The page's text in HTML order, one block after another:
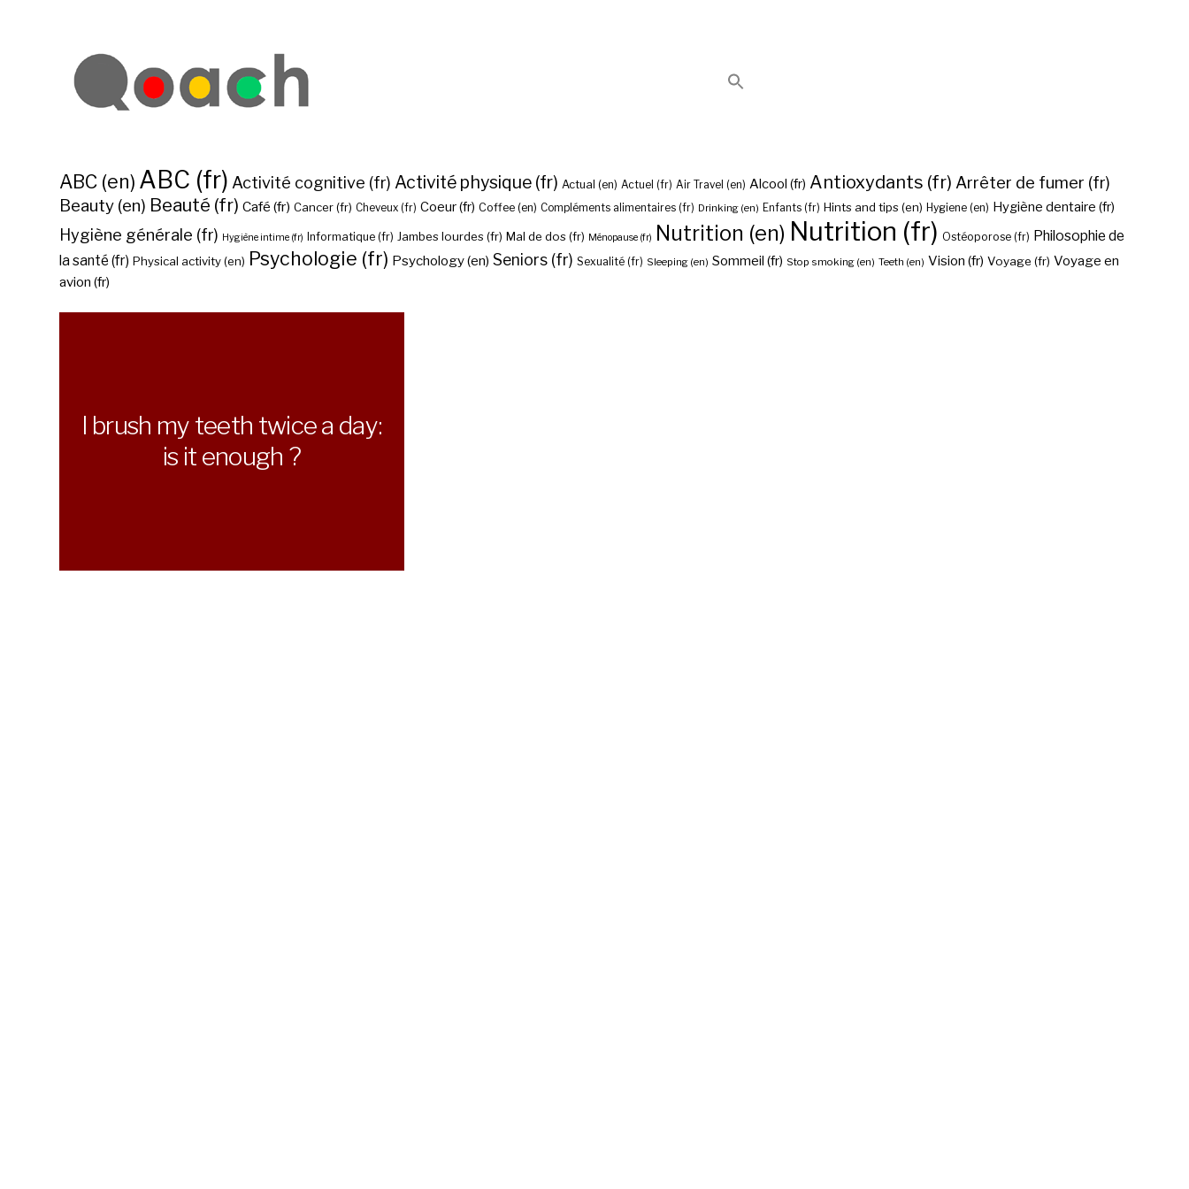
ABC (en) ABC (fr) Activité cognitive (fr) Activité physique (fr) Actual (en) Actuel (fr) Air Travel (en) Alcool (fr) Antioxydants (fr) Arrêter de fumer (fr)
Beauty (en) Beauté (fr) Café (fr) Cancer (fr) Cheveux (fr) Coeur (fr) Coffee (en) Compléments alimentaires (fr) Drinking (en) Enfants (fr) Hints and tips (en) Hygiene (en) Hygiène dentaire (fr)
Hygiène générale (fr) Hygiène intime (fr) Informatique (fr) Jambes lourdes (fr) Mal de dos (fr) Ménopause (fr) Nutrition (en) Nutrition (fr) Ostéoporose (fr) Philosophie de
la santé (fr) Physical activity (en) Psychologie (fr) Psychology (en) Seniors (fr) Sexualité (fr) Sleeping (en) Sommeil (fr) Stop smoking (en) Teeth (en) Vision (fr) Voyage (fr) Voyage en
avion (fr)
I brush my teeth twice a day:
is it enough ?